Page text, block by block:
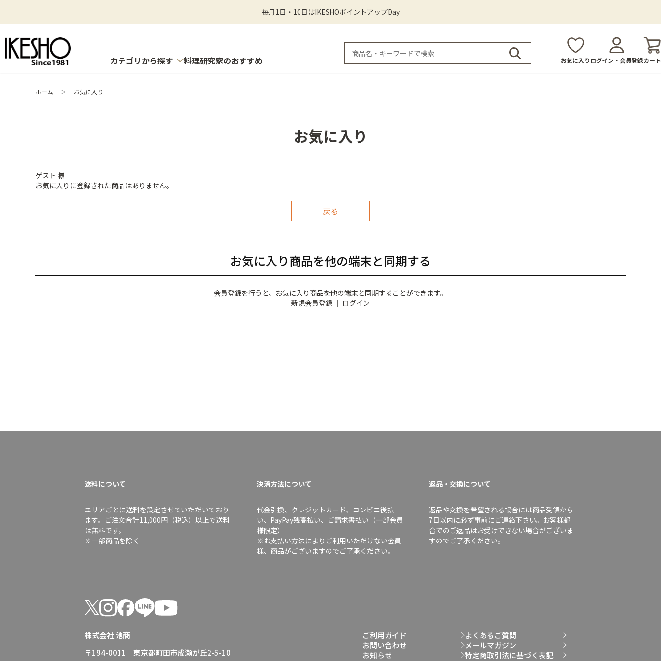
毎月1日・10日はIKESHOポイントアップDay
カテゴリから探す 料理研究家のおすすめ お気に入りログイン・会員登録カート
ホーム ＞ お気に入り
お気に入り
ゲスト 様
お気に入りに登録された商品はありません。
戻る
お気に入り商品を他の端末と同期する
会員登録を行うと、お気に入り商品を他の端末と同期することができます。
新規会員登録 ｜ ログイン
送料について
エリアごとに送料を設定させていただいており
ます。ご注文合計11,000円（税込）以上で送料
は無料です。
※一部商品を除く
決済方法について
代金引換、クレジットカード、コンビニ後払
い、PayPay残高払い、ご請求書払い（一部会員
様限定）
※お支払い方法によりご利用いただけない会員
様、商品がございますのでご了承ください。
返品・交換について
返品や交換を希望される場合には商品受領から
7日以内に必ず事前にご連絡下さい。お客様都
合でのご返品はお受けできない場合がございま
すのでご了承ください。
株式会社 池商
〒194-0011 東京都町田市成瀬が丘2-5-10
ご利用ガイド
よくあるご質問
お問い合わせ
メールマガジン
お知らせ
特定商取引法に基づく表記